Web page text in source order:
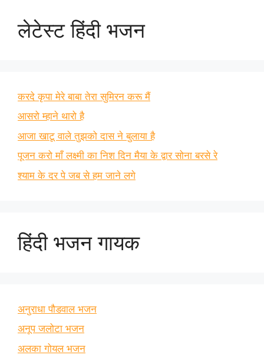
लेटेस्ट हिंदी भजन
करदे कृपा मेरे बाबा तेरा सुमिरन करू मैं
आसरो म्हाने थारो है
आजा खाटू वाले तुझको दास ने बुलाया है
पूजन करो माँ लक्ष्मी का निश दिन मैया के द्वार सोना बरसे रे
श्याम के दर पे जब से हम जाने लगे
हिंदी भजन गायक
अनुराधा पौडवाल भजन
अनूप जलोटा भजन
अलका गोयल भजन